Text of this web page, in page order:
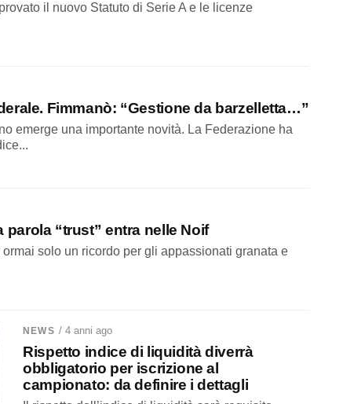
il nuovo Statuto di Serie A e le licenze
Fimmanò: “Gestione da barzelletta…”
emerge una importante novità. La Federazione ha
“trust” entra nelle Noif
solo un ricordo per gli appassionati granata e
NEWS / 4 anni ago
Rispetto indice di liquidità diverrà
obbligatorio per iscrizione al
campionato: da definire i dettagli